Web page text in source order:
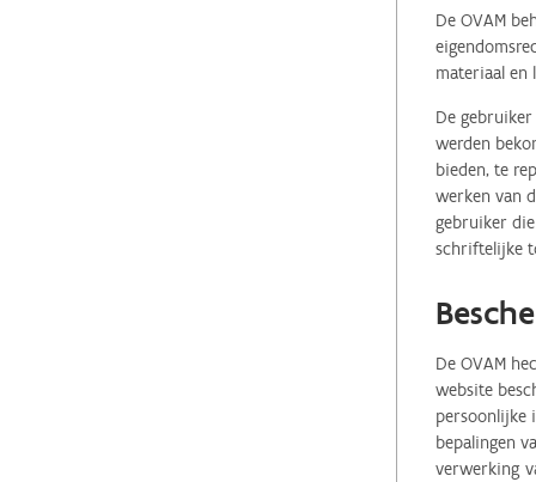
De OVAM
materiaal en
De
werden
bieden, te
werken van
gebruiker
schriftelijke
De OVAM
website
persoonlijke
bepalingen
verwerking